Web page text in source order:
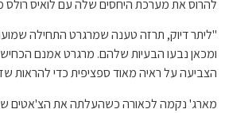
להרוס את מערכת היחסים שלה עם לואיס
"ליתר דיוק, תרזה טענה שמרגרט התחילה
ומכאן נבעו הבעיות שלהם. מרגרט אמנם
הצביעה על ראיה מאוד ספציפית כדי להראות
מארג' נקמה לכאורה כשהעלתה את הצ'אטים של